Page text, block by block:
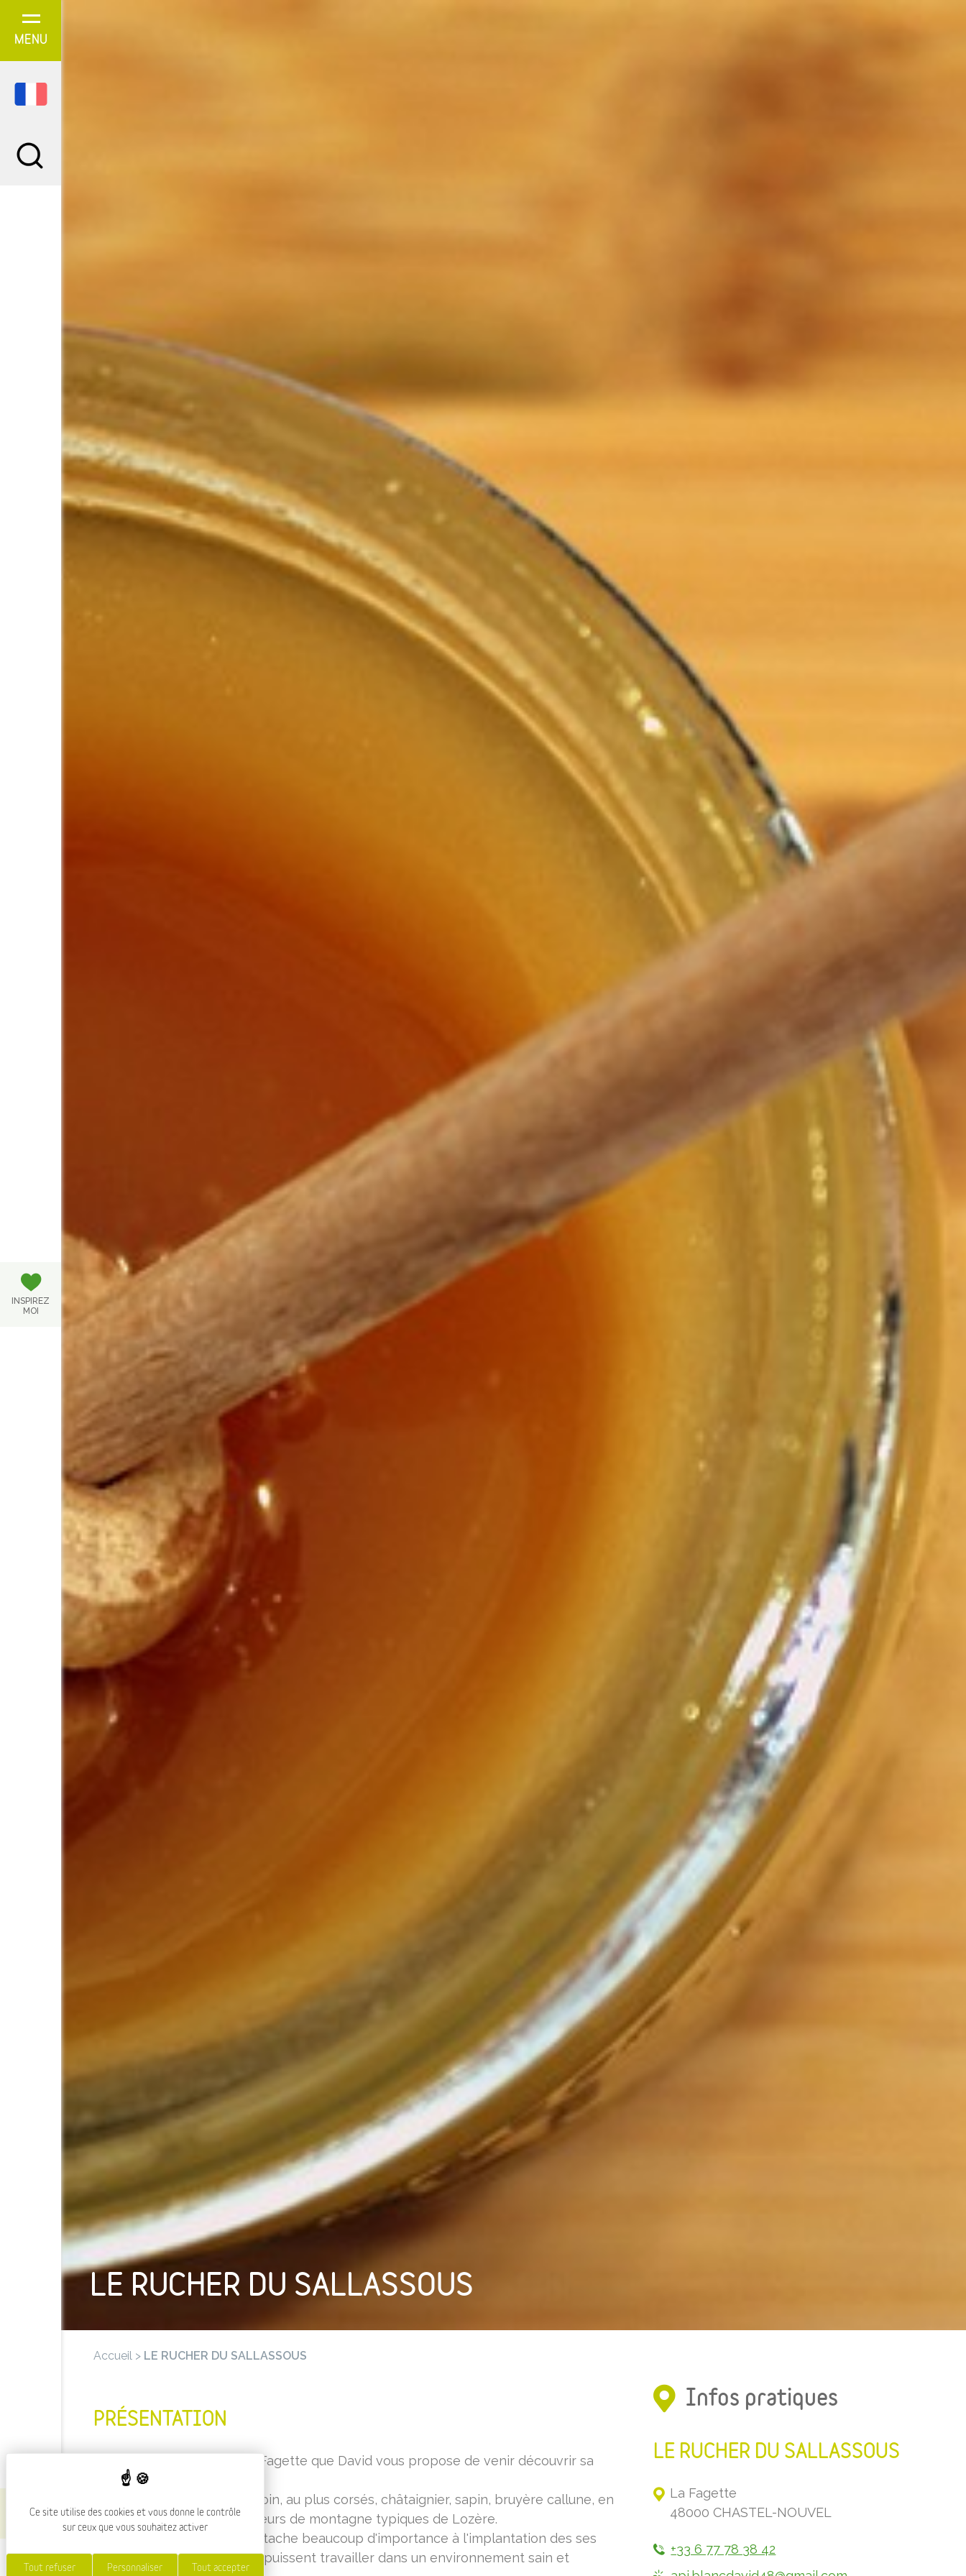
MENU
INSPIREZ
MOI
LE RUCHER DU SALLASSOUS
Accueil > LE RUCHER DU SALLASSOUS
PRÉSENTATION
C'est au petit village de La Fagette que David vous propose de venir découvrir sa
gamme de miels variés.
Des plus doux, acacia, sainfoin, au plus corsés, châtaignier, sapin, bruyère callune, en
passant par des miels de fleurs de montagne typiques de Lozère.
Cet apiculteur passionné attache beaucoup d'importance à l'implantation des ses
ruches afin que les abeilles puissent travailler dans un environnement sain et
Infos pratiques
LE RUCHER DU SALLASSOUS
La Fagette
48000 CHASTEL-NOUVEL
+33 6 77 78 38 42
Ce site utilise des cookies et vous donne le contrôle
sur ceux que vous souhaitez activer
Tout accepter
Tout refuser Personnaliser